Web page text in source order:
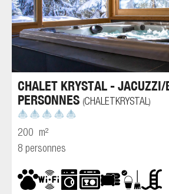
CHALET KRYSTAL -
PERSONNES (CHALETKRYSTAL)
200 m²
8 personnes